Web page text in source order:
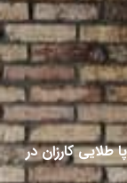
طلایی کارزان در